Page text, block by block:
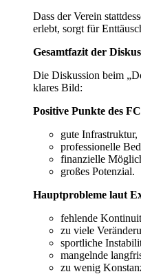
Dass der Verein
erlebt, sorgt für
Gesamtfazit der
Die Diskussion beim
klares Bild:
Positive Punkte des
gute Infrastruktur,
professionelle
finanzielle
großes Potenzial.
Hauptprobleme laut
fehlende
zu viele
sportliche
mangelnde
zu wenig